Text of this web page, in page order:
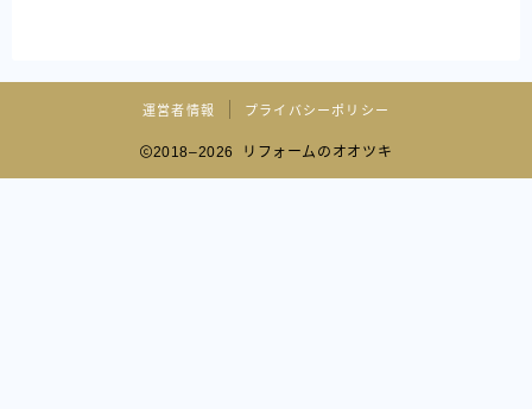
運営者情報 プライバシーポリシー
2018–2026 リフォームのオオツキ